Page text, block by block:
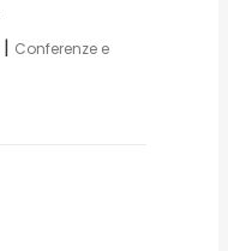
| Conferenze e